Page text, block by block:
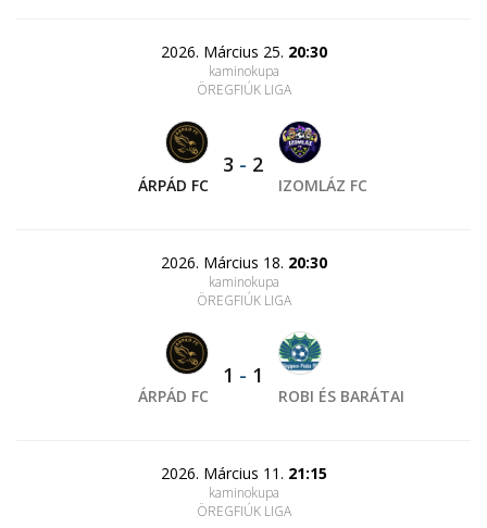
2026. Március 25. 20:30
kaminokupa
ÖREGFIÚK LIGA
ÁRPÁD FC
3 - 2
IZOMLÁZ FC
2026. Március 18. 20:30
kaminokupa
ÖREGFIÚK LIGA
ÁRPÁD FC
1 - 1
ROBI ÉS BARÁTAI
2026. Március 11. 21:15
kaminokupa
ÖREGFIÚK LIGA